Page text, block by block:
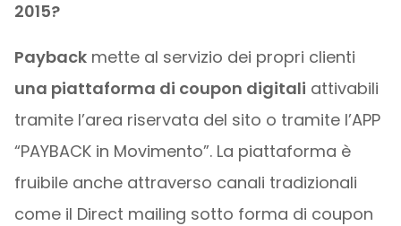
2015?
Paybackmette al servizio dei propri clienti
una piattaforma di coupon digitali attivabili
tramite l’area riservata del sito o tramite l’APP
“PAYBACK in Movimento”. La piattaforma è
fruibile anche attraverso canali tradizionali
come il Direct mailing sotto forma di coupon